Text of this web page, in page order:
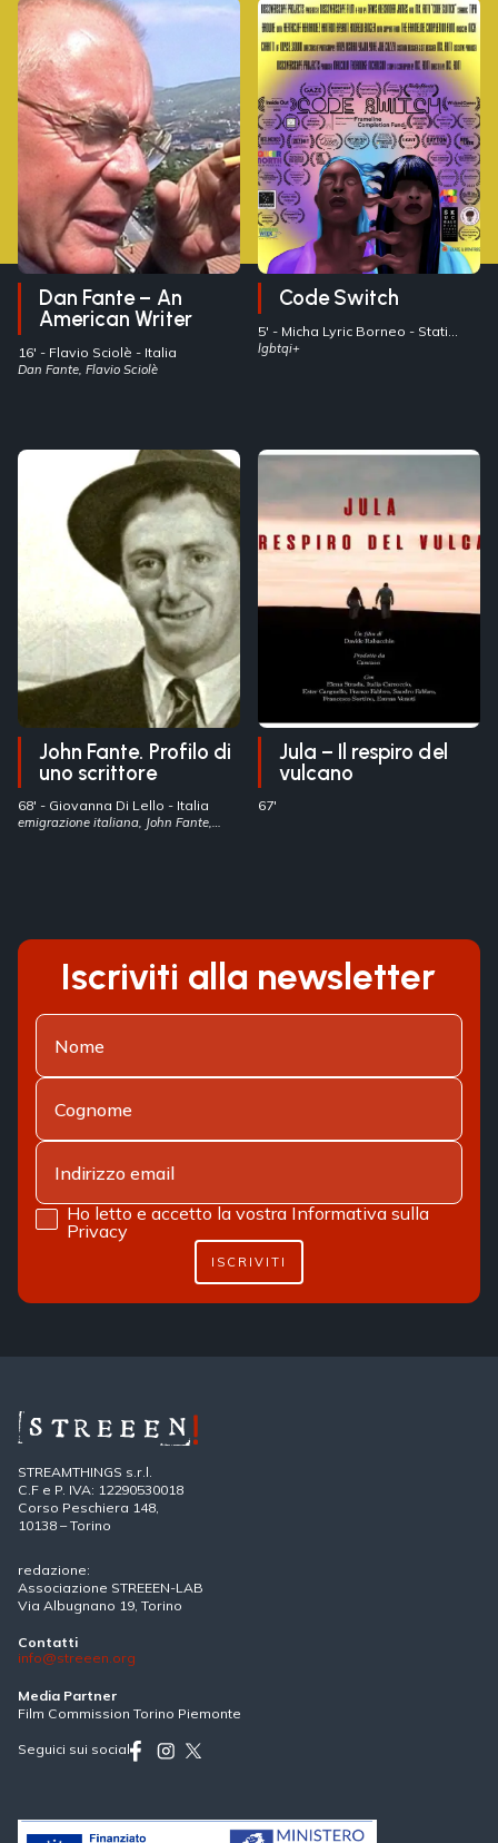
Dan Fante – An
American Writer
16' - Flavio Sciolè - Italia
Dan Fante, Flavio Sciolè
Code Switch
5' - Micha Lyric Borneo
Uniti
lgbtqi+
John Fante. Profilo di
uno scrittore
68' - Giovanna Di Lello - Italia
emigrazione italiana, John Fante,
Jula – Il respiro del
vulcano
67'
Iscriviti alla newsletter
Ho letto e accetto la vostra Informativa sulla
Privacy
ISCRIVITI
STREAMTHINGS s.r.l.
C.F e P. IVA: 12290530018
Corso Peschiera 148,
10138 – Torino
redazione:
Associazione STREEEN-LAB
Via Albugnano 19, Torino
Contatti
info@streeen.org
Media Partner
Film Commission Torino Piemonte
Seguici sui social